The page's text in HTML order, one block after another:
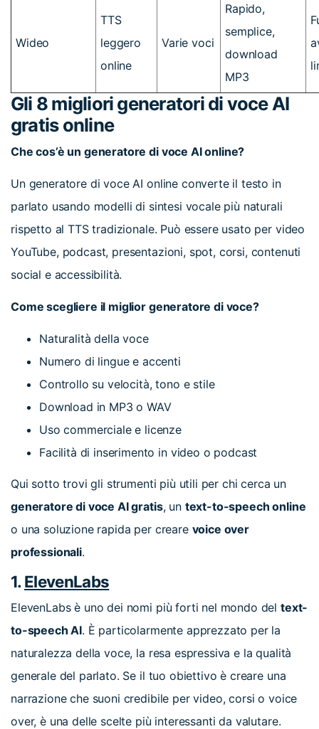
Wideo
TTS
leggero
online
Varie voci
Rapido,
semplice,
download
MP3
Gli 8 migliori generatori di voce AI
gratis online
Che cos’è un generatore di voce AI online?
Un generatore di voce AI online converte il testo in
parlato usando modelli di sintesi vocale più naturali
rispetto al TTS tradizionale. Può essere usato per video
YouTube, podcast, presentazioni, spot, corsi, contenuti
social e accessibilità.
Come scegliere il miglior generatore di voce?
Naturalità della voce
Numero di lingue e accenti
Controllo su velocità, tono e stile
Download in MP3 o WAV
Uso commerciale e licenze
Facilità di inserimento in video o podcast
Qui sotto trovi gli strumenti più utili per chi cerca un
generatore di voce AI gratis, un text-to-speech online
o una soluzione rapida per creare voice over
professionali.
1.ElevenLabs
ElevenLabs è uno dei nomi più forti nel mondo del text-
to-speech AI. È particolarmente apprezzato per la
naturalezza della voce, la resa espressiva e la qualità
generale del parlato. Se il tuo obiettivo è creare una
narrazione che suoni credibile per video, corsi o voice
over, è una delle scelte più interessanti da valutare.